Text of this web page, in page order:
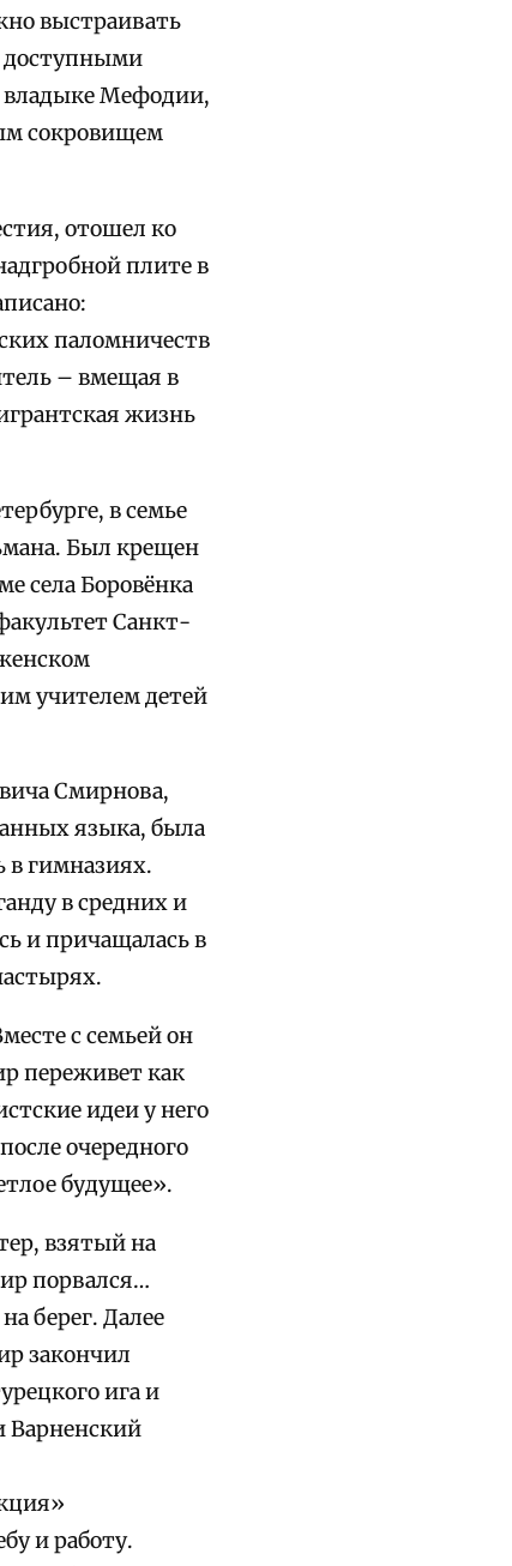
выстраивать
доступными
владыке Мефодии,
сокровищем
отошел ко
плите в
паломничеств
– вмещая в
жизнь
в семье
Был крещен
села Боровёнка
Санкт-
учителем детей
Смирнова,
языка, была
в гимназиях.
в средних и
и причащалась в
с семьей он
переживет как
идеи у него
очередного
будущее».
взятый на
порвался…
берег. Далее
закончил
ига и
Варненский
и работу.